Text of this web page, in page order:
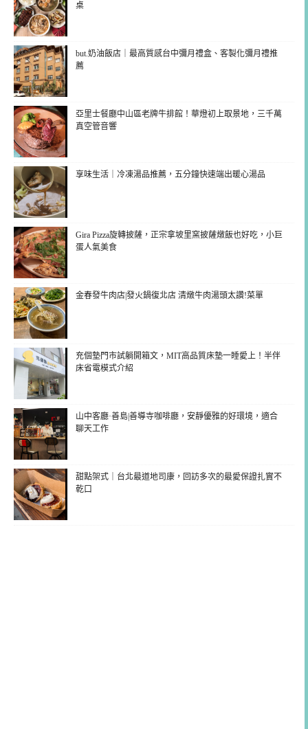
桌
but.奶油飯店｜最高質感台中彌月禮盒、客製化彌月禮推
薦
亞里士餐廳中山區老牌牛排館！華燈初上取景地，三千萬
真空管音響
享味生活｜冷凍湯品推薦，五分鐘快速端出暖心湯品
Gira Pizza旋轉披薩，正宗拿坡里窯披薩燉飯也好吃，小巨
蛋人氣美食
金春發牛肉店|發火鍋復北店 清燉牛肉湯頭太讚!菜單
充個墊門市試躺開箱文，MIT高品質床墊一睡愛上！半伴
床省電模式介紹
山中客廳·善島|善導寺咖啡廳，安靜優雅的好環境，適合
聊天工作
甜點架式｜台北最道地司康，回訪多次的最愛保證扎實不
乾口